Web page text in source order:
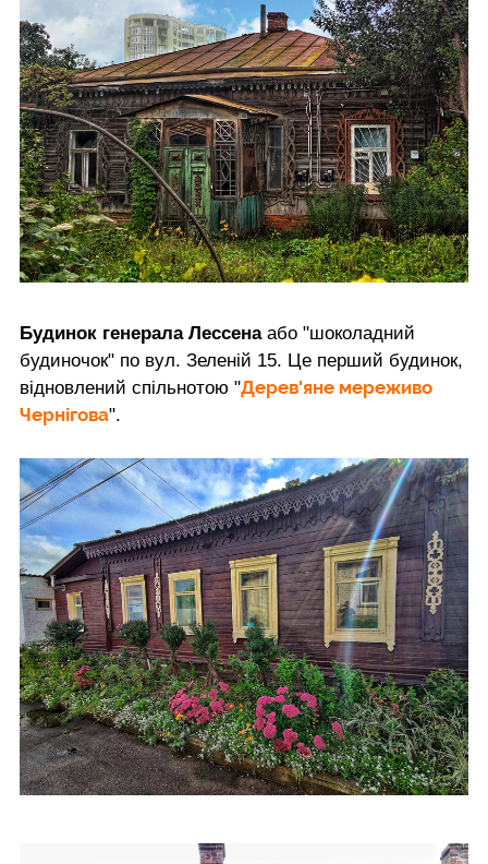
Будинок генерала Лессенаабо "шоколадний
будиночок" по вул. Зеленій 15. Це перший будинок,
відновлений спільнотою "Дерев'яне мереживо
Чернігова".